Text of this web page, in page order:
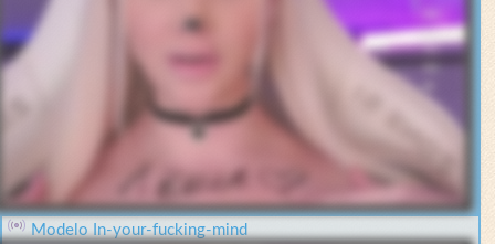
Modelo In-your-fucking-mind